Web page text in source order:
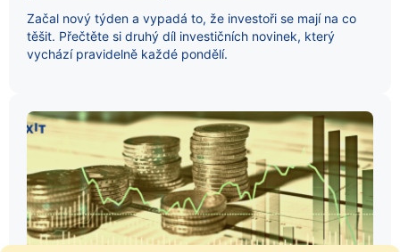
Začal nový týden a vypadá to, že investoři se mají na co
těšit. Přečtěte si druhý díl investičních novinek, který
vychází pravidelně každé pondělí.